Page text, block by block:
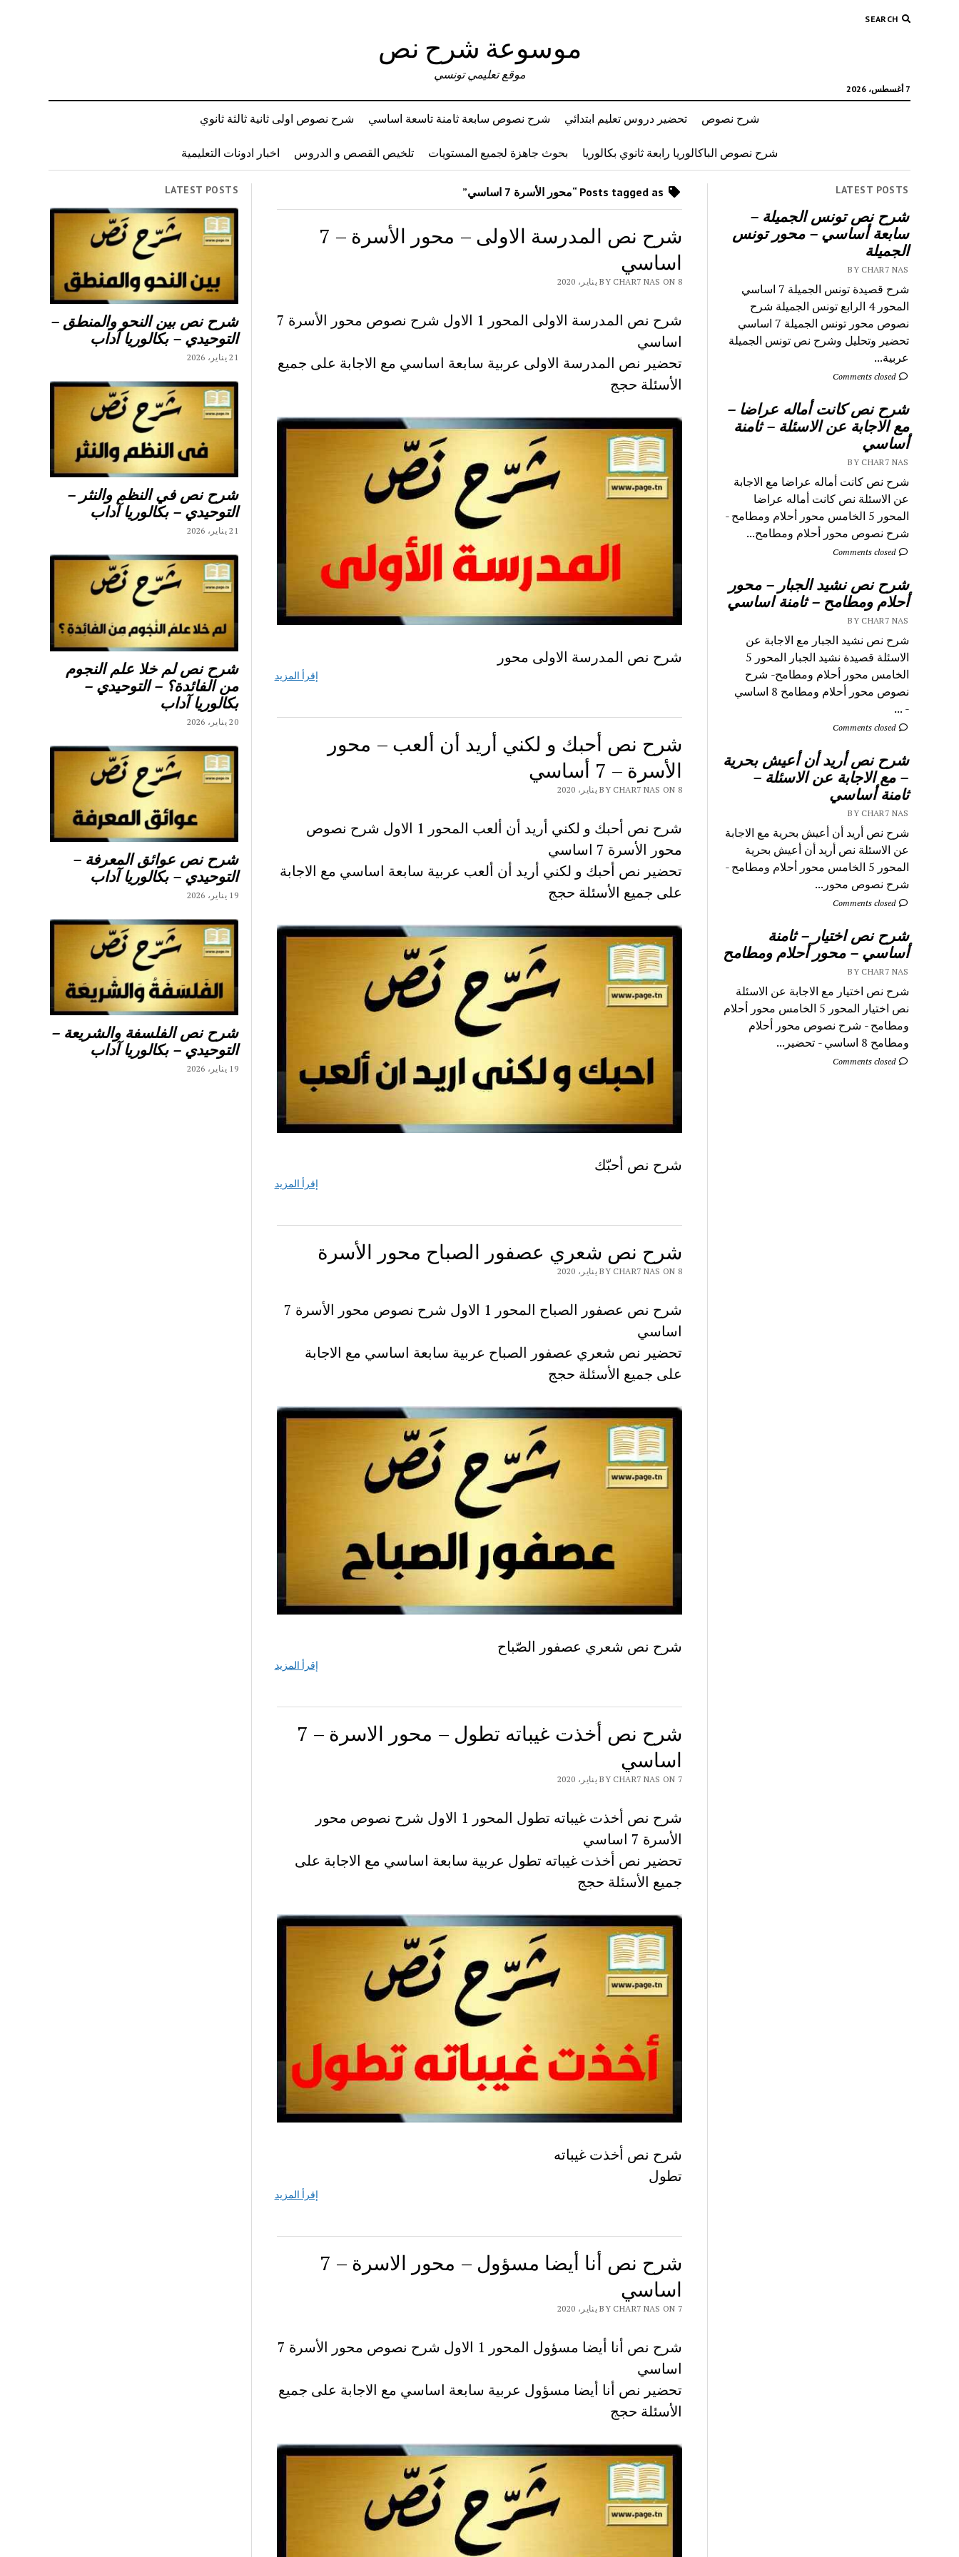
SEARCH
موسوعة شرح نص
7 أغسطس، 2026
موقع تعليمي تونسي
شرح نصوص تحضير دروس تعليم ابتدائي شرح نصوص سابعة ثامنة تاسعة اساسي شرح نصوص اولى ثانية ثالثة ثانوي
شرح نصوص الباكالوريا رابعة ثانوي بكالوريا بحوث جاهزة لجميع المستويات تلخيص القصص و الدروس اخبار ادونات التعليمية
LATEST POSTS
شرح نص تونس الجميلة –
سابعة أساسي – محور تونس
الجميلة
BY CHAR7 NAS
شرح قصيدة تونس الجميلة 7 اساسي
المحور 4 الرابع تونس الجميلة شرح
نصوص محور تونس الجميلة 7 اساسي
تحضير وتحليل وشرح نص تونس الجميلة
عربية...
Comments closed
شرح نص كانت أماله عراضا –
مع الاجابة عن الاسئلة – ثامنة
أساسي
BY CHAR7 NAS
شرح نص كانت أماله عراضا مع الاجابة
عن الاسئلة نص كانت أماله عراضا
المحور 5 الخامس محور أحلام ومطامح -
شرح نصوص محور أحلام ومطامح...
Comments closed
شرح نص نشيد الجبار – محور
أحلام ومطامح – ثامنة اساسي
BY CHAR7 NAS
شرح نص نشيد الجبار مع الاجابة عن
الاسئلة قصيدة نشيد الجبار المحور 5
الخامس محور أحلام ومطامح- شرح
نصوص محور أحلام ومطامح 8 اساسي
- ...
Comments closed
شرح نص أريد أن أعيش بحرية
– مع الاجابة عن الاسئلة –
ثامنة أساسي
BY CHAR7 NAS
شرح نص أريد أن أعيش بحرية مع الاجابة
عن الاسئلة نص أريد أن أعيش بحرية
المحور 5 الخامس محور أحلام ومطامح -
شرح نصوص محور...
Comments closed
شرح نص اختيار – ثامنة
أساسي – محور أحلام ومطامح
BY CHAR7 NAS
شرح نص اختيار مع الاجابة عن الاسئلة
نص اختيار المحور 5 الخامس محور أحلام
ومطامح - شرح نصوص محور أحلام
ومطامح 8 اساسي - تحضير...
Comments closed
شرح نص المدرسة الاولى – محور الأسرة – 7
اساسي
BY CHAR7 NAS ON 8 يناير، 2020
شرح نص المدرسة الاولى المحور 1 الاول شرح نصوص محور الأسرة 7
اساسي
تحضير نص المدرسة الاولى عربية سابعة اساسي مع الاجابة على جميع
الأسئلة حجج
شرح نص المدرسة الاولى محور
إقرأ المزيد
شرح نص أحبك و لكني أريد أن ألعب – محور
الأسرة – 7 أساسي
BY CHAR7 NAS ON 8 يناير، 2020
شرح نص أحبك و لكني أريد أن ألعب المحور 1 الاول شرح نصوص
محور الأسرة 7 اساسي
تحضير نص أحبك و لكني أريد أن ألعب عربية سابعة اساسي مع الاجابة
على جميع الأسئلة حجج
شرح نص أحبّك
إقرأ المزيد
شرح نص شعري عصفور الصباح محور الأسرة
BY CHAR7 NAS ON 8 يناير، 2020
شرح نص عصفور الصباح المحور 1 الاول شرح نصوص محور الأسرة 7
اساسي
تحضير نص شعري عصفور الصباح عربية سابعة اساسي مع الاجابة
على جميع الأسئلة حجج
شرح نص شعري عصفور الصّباح
إقرأ المزيد
شرح نص أخذت غيباته تطول – محور الاسرة – 7
اساسي
BY CHAR7 NAS ON 7 يناير، 2020
شرح نص أخذت غيباته تطول المحور 1 الاول شرح نصوص محور
الأسرة 7 اساسي
تحضير نص أخذت غيباته تطول عربية سابعة اساسي مع الاجابة على
جميع الأسئلة حجج
شرح نص أخذت غيباته
تطول
إقرأ المزيد
شرح نص أنا أيضا مسؤول – محور الاسرة – 7
اساسي
BY CHAR7 NAS ON 7 يناير، 2020
شرح نص أنا أيضا مسؤول المحور 1 الاول شرح نصوص محور الأسرة 7
اساسي
تحضير نص أنا أيضا مسؤول عربية سابعة اساسي مع الاجابة على جميع
الأسئلة حجج
LATEST POSTS
شرح نص بين النحو والمنطق –
التوحيدي – بكالوريا آداب
21 يناير، 2026
شرح نص في النظم والنثر –
التوحيدي – بكالوريا آداب
21 يناير، 2026
شرح نص لم خلا علم النجوم
من الفائدة؟ – التوحيدي –
بكالوريا آداب
20 يناير، 2026
شرح نص عوائق المعرفة –
التوحيدي – بكالوريا آداب
19 يناير، 2026
شرح نص الفلسفة والشريعة –
التوحيدي – بكالوريا آداب
19 يناير، 2026